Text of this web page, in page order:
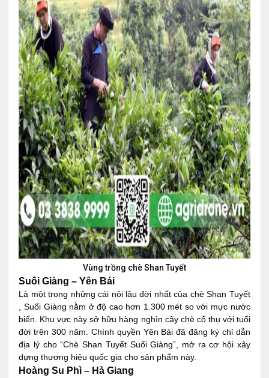
Vùng trồng chè Shan Tuyết
Suối Giàng – Yên Bái
Là một trong những cái nôi lâu đời nhất của chè Shan Tuyết
, Suối Giàng nằm ở độ cao hơn 1.300 mét so với mực nước
biển. Khu vực này sở hữu hàng nghìn cây chè cổ thụ với tuổi
đời trên 300 năm. Chính quyền Yên Bái đã đăng ký chỉ dẫn
địa lý cho “Chè Shan Tuyết Suối Giàng”, mở ra cơ hội xây
dựng thương hiệu quốc gia cho sản phẩm này.
Hoàng Su Phì – Hà Giang